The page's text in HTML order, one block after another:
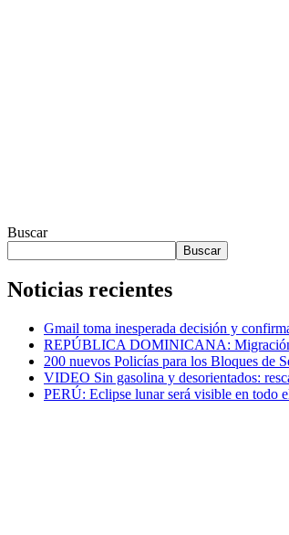
Buscar
Buscar
Noticias recientes
Gmail toma inesperada decisión y
REPÚBLICA DOMINICANA: Migración
200 nuevos Policías para los Bloques de
VIDEO Sin gasolina y desorientados:
PERÚ: Eclipse lunar será visible en todo